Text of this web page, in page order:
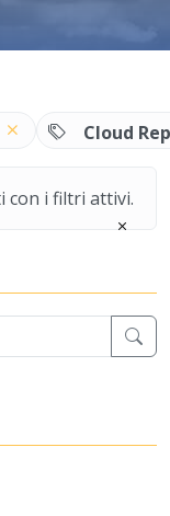
Cloud
con i filtri attivi.